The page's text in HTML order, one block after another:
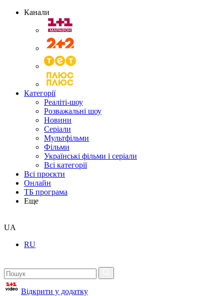
Канали
Категорії
Реаліті-шоу
Розважальні шоу
Новини
Серіали
Мультфільми
Фільми
Українські фільми і серіали
Всі категорії
Всі проєкти
Онлайн
ТБ програма
Еще
UA
RU
Відкрити у додатку